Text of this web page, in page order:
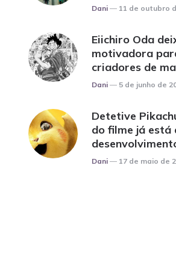
Posted
Dani 11 de outubro
Eiichiro Oda
motivadora
criadores de
Posted
Dani 5 de junho de
Detetive
do filme já está
Posted
Dani 17 de maio de